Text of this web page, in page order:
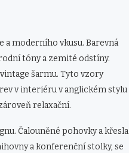
a moderního vkusu. Barevná
tóny a zemité odstíny.
šarmu. Tyto vzory
v interiéru v anglickém stylu
relaxační.
Čalouněné pohovky a křesla
a konferenční stolky, se